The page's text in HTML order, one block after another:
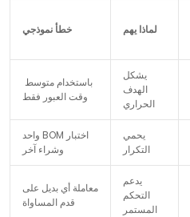
لماذا يهم خطأ نموذجي
يشكل
الهدف
الحراري
باستخدام متوسط ​​
وقت العبور فقط
يحمي
التكرار
اختبار BOM واحد
وشراء آخر
يدعم
التحكم
المستمر
معاملة أي بديل على
قدم المساواة